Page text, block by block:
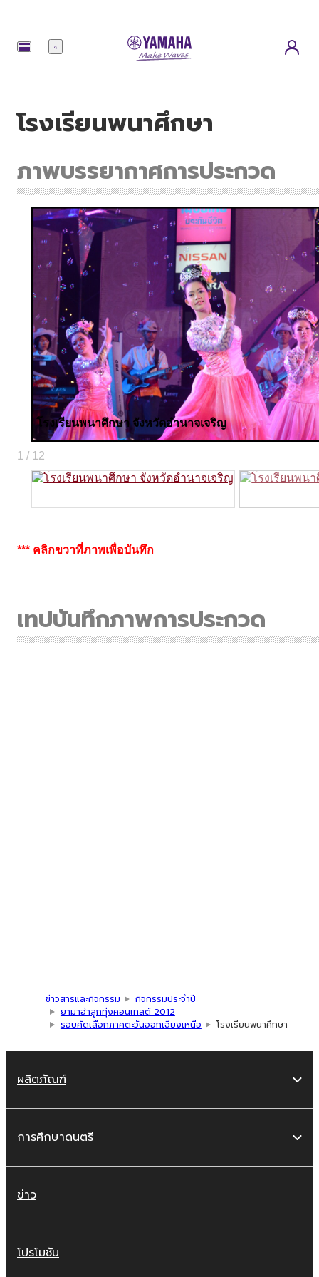
เมนู
โรงเรียนพนาศึกษา
ภาพบรรยากาศการประกวด
โรงเรียนพนาศึกษา จังหวัดอำนาจเจริญ
1 / 12
*** คลิกขวาที่ภาพเพื่อบันทึก
เทปบันทึกภาพการประกวด
ข่าวสารและกิจกรรม
กิจกรรมประจำปี
ยามาฮ่าลูกทุ่งคอนเทสต์ 2012
รอบคัดเลือกภาคตะวันออกเฉียงเหนือ
โรงเรียนพนาศึกษา
ผลิตภัณฑ์
การศึกษาดนตรี
ข่าว
โปรโมชัน